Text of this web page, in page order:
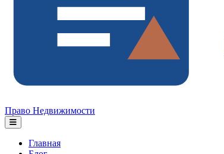
Право Недвижимости
Главная